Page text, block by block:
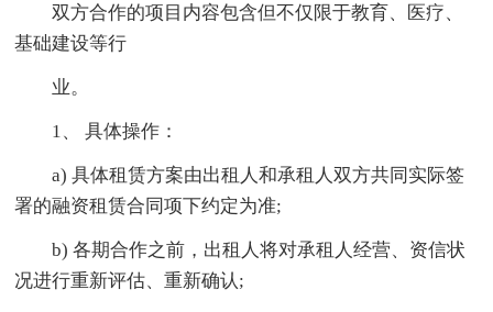
双方合作的项目内容包含但不仅限于教育、医疗、
基础建设等行
业。
1、 具体操作：
a) 具体租赁方案由出租人和承租人双方共同实际签
署的融资租赁合同项下约定为准;
b) 各期合作之前，出租人将对承租人经营、资信状
况进行重新评估、重新确认;